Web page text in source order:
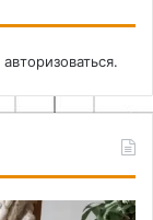
авторизоваться.